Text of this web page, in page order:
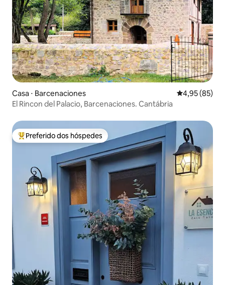
Casa ⋅ Barcenaciones 4,95 de uma
4,95 (85)
El Rincon del Palacio, Barcenaciones. Cantábria
Entre os melhores preferidos dos hóspedes
Preferido dos hóspedes